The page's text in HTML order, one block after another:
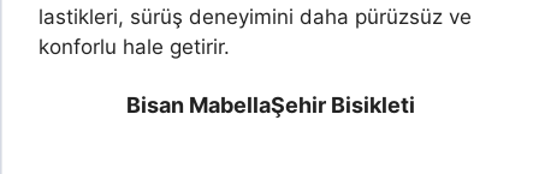
lastikleri, sürüş deneyimini daha pürüzsüz ve
konforlu hale getirir.
Bisan MabellaŞehir Bisikleti